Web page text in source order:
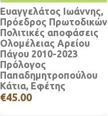
Ευαγγελάτος Ιωάννης,
Πρόεδρος Πρωτοδικών
Πολιτικές αποφάσεις
Ολομέλειας Αρείου
Πάγου 2010-2023
Πρόλογος
Παπαδημητροπούλου
Κάτια, Εφέτης
€45.00